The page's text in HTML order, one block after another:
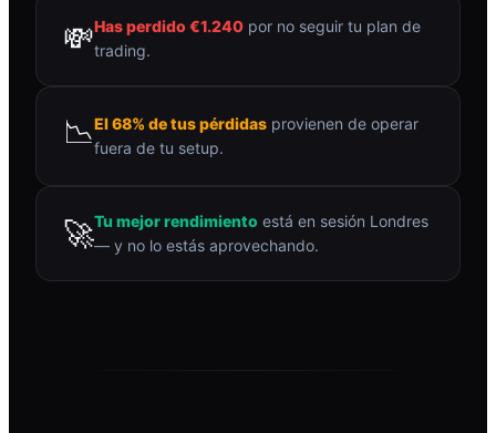
💸Has perdido €1.240 por no seguir tu plan de
trading.
📉El 68% de tus pérdidas provienen de operar
fuera de tu setup.
🚀Tu mejor rendimiento está en sesión Londres
— y no lo estás aprovechando.